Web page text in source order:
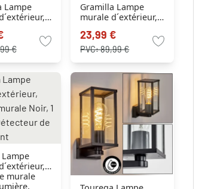
Lampe
1
€
Gramilla Lampe
murale d´extérieur,
Noir, 1 lumière
23,99 €
PVC:89,99 €
murale